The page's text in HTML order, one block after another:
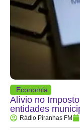
Economia
Alívio no
entidades
Rádio Piranhas FM